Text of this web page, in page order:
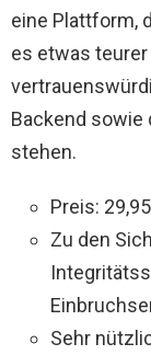
eine Plattform,
es etwas
Backend sowie
stehen.
Preis:
Zu den
Sehr